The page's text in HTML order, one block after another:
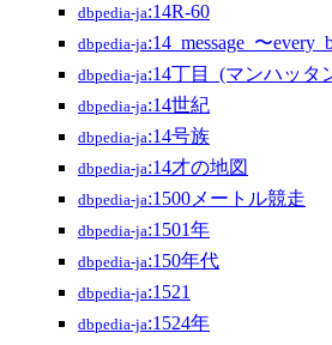
dbpedia-ja:14R-60
dbpedia-ja:14_message_〜
dbpedia-ja:14丁目_(マンハッタ
dbpedia-ja:14世紀
dbpedia-ja:14号族
dbpedia-ja:14才の地図
dbpedia-ja:1500メートル競走
dbpedia-ja:1501年
dbpedia-ja:150年代
dbpedia-ja:1521
dbpedia-ja:1524年